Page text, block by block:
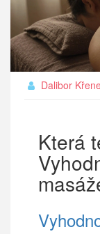
Dalibor
Která